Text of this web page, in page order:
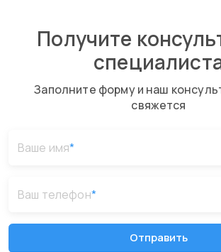
Получите
Заполните форму и наш
свяжется
Ваше имя*
Ваш телефон*
Отправить